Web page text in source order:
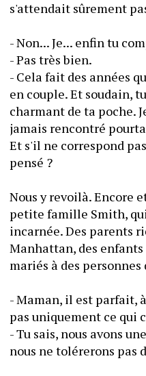
- Cela fait des années
en couple. Et soudain,
charmant de ta poche.
jamais rencontré
Et s'il ne correspond
pensé ?
Nous y revoilà. Encore
petite famille Smith,
incarnée. Des parents
Manhattan, des
- Maman, il est parfait,
- Tu sais, nous avons